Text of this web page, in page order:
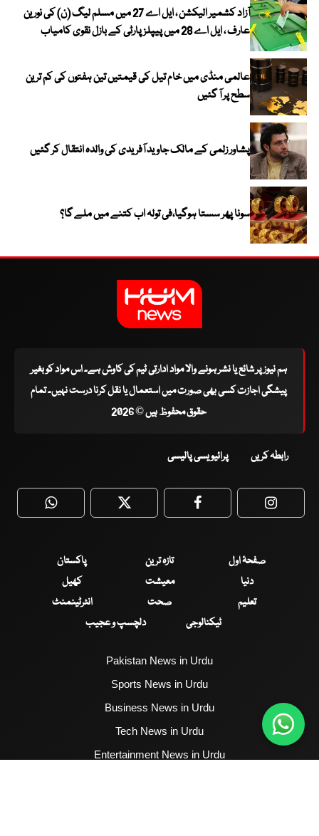
آزاد کشمیر الیکشن ، ایل اے 27 میں مسلم لیگ (ن) کی نورین
عارف ، ایل اے 28 میں پیپلز پارٹی کے بازل نقوی کامیاب
عالمی منڈی میں خام تیل کی قیمتیں تین ہفتوں کی کم ترین
سطح پر آ گئیں
پشاور زلمی کے مالک جاوید آفریدی کی والدہ انتقال کر گئیں
سونا پھر سستا ہوگیا،فی تولہ اب کتنے میں ملے گا؟
ہم نیوز پر شائع یا نشر ہونے والا مواد ادارتی ٹیم کی کاوش ہے۔ اس مواد کو بغیر
پیشگی اجازت کسی بھی صورت میں استعمال یا نقل کرنا درست نہیں۔ تمام
حقوق محفوظ ہیں © 2026
رابطہ کریں پرائیویسی پالیسی
WhatsApp Twitter Facebook
صفحۂ اول تازہ ترین
پاکستان
دنیا
معیشت
کھیل
تعلیم
صحت
انٹرٹینمنٹ
ٹیکنالوجی
دلچسپ و عجیب
Pakistan News in Urdu
Sports News in Urdu
Business News in Urdu
Tech News in Urdu
Entertainment News in Urdu